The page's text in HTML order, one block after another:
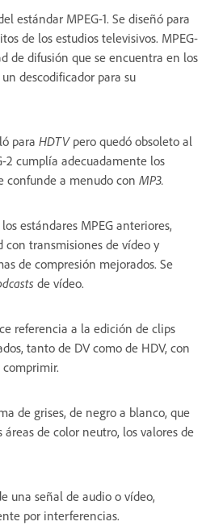
estándar MPEG-1. Se diseñó para
de los estudios televisivos. MPEG-
de difusión que se encuentra en los
descodificador para su
para HDTV pero quedó obsoleto al
2 cumplía adecuadamente los
confunde a menudo con MP3.
estándares MPEG anteriores,
transmisiones de vídeo y
de compresión mejorados. Se
de vídeo.
referencia a la edición de clips
tanto de DV como de HDV, con
de grises, de negro a blanco, que
de color neutro, los valores de
una señal de audio o vídeo,
por interferencias.